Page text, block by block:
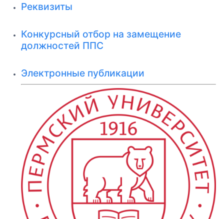
Реквизиты
Конкурсный отбор на замещение
должностей ППС
Электронные публикации